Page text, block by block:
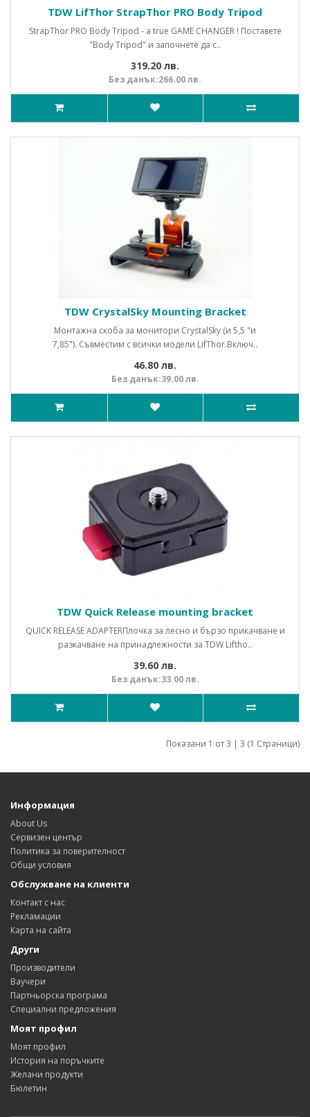
TDW LifThor StrapThor PRO Body Tripod
StrapThor PRO Body Tripod - a true GAME CHANGER ! Поставете
"Body Tripod" и започнете да с..
319.20 лв.
Без данък:266.00 лв.
TDW CrystalSky Mounting Bracket
Монтажна скоба за монитори CrystalSky (и 5,5 "и
7,85"). Съвместим с всички модели LifThor.Включ..
46.80 лв.
Без данък:39.00 лв.
TDW Quick Release mounting bracket
QUICK RELEASE ADAPTERПлочка за лесно и бързо прикачване и
разкачване на принадлежности за TDW Liftho..
39.60 лв.
Без данък:33.00 лв.
Показани 1 от 3 | 3 (1 Страници)
Информация
About Us
Сервизен център
Политика за поверителност
Общи условия
Обслужване на клиенти
Контакт с нас
Рекламации
Карта на сайта
Други
Производители
Ваучери
Партньорска програма
Специални предложения
Моят профил
Моят профил
История на поръчките
Желани продукти
Бюлетин